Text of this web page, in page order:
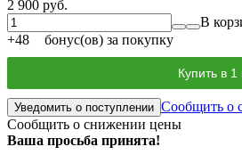
2 900 руб.
В
+48 бонус(ов) за покупку
Купить в 1
Уведомить о поступлении Сообщить о
Сообщить о снижении цены
Ваша просьба принята!